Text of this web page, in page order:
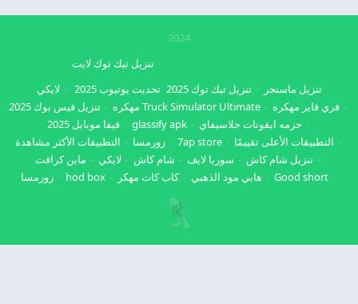
2024
تنزيل ماسنجر تنزيل تيك توك 2025
تنزيل تيك توك لايت
تحديث يوتيوب 2025
لايكي
فري فاير مهكره
Truck Simulator Ultimate مهكره
تنزيل فيس بوك 2025
حزمه ايقونات جلاسيفاي
glassify apk
فيفا موبايل 2025
التطبيقات الأعلى تقييمًا
7ap store زورمسا
التطبيقات الأكثر مشاهدة
تنزيل شام كاش
سوريا لايف شام كاش لايكي
ماين كرافت
Good short
هابي مود الذهبي كاب كات مهكر hod box زورمسا